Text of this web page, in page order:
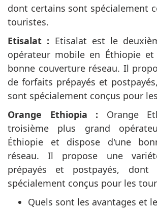
dont certains sont spécialement
touristes.
Etisalat : Etisalat est le
opérateur mobile en Éthiopie et
bonne couverture réseau. Il
de forfaits prépayés et
sont spécialement conçus pour
Orange Ethiopia : Orange
troisième plus grand
Éthiopie et dispose d'une
réseau. Il propose une
prépayés et postpayés, dont
spécialement conçus pour les
Quels sont les avantages et